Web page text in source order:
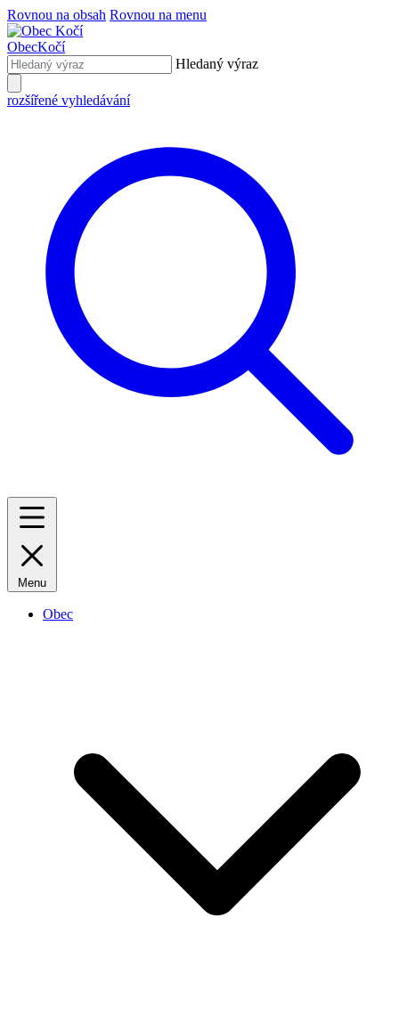
Rovnou na obsah Rovnou na menu
ObecKočí
Hledaný výraz
rozšířené vyhledávání
Menu
Obec